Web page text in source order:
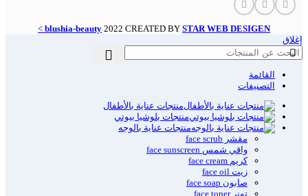
blushia-beauty 2022 CREATED BY STAR WEB DESIGEN
>
إغلاق
القائمة
التصنيفات
منتجات عناية بالأطفال
منتجات بلوشيا بيوتي
منتجات عناية بالوجه
مقشر face scrub
واقي شمس face sunscreen
كريم face cream
زيت face oil
صابون face soap
تونر face toner